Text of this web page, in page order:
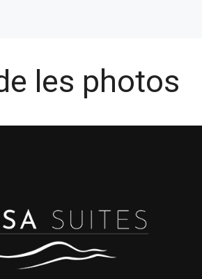
les photos